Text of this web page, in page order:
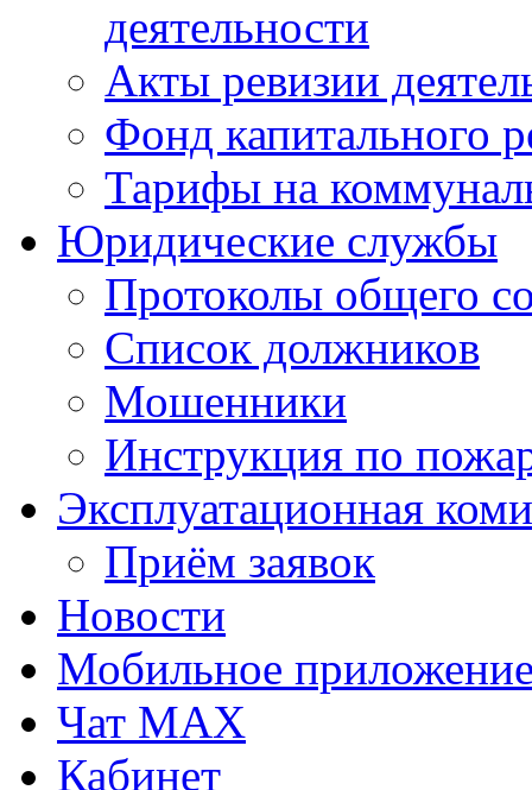
деятельности
Акты ревизии
Фонд капитального
Тарифы на
Юридические службы
Протоколы общего
Список должников
Мошенники
Инструкция по
Эксплуатационная
Приём заявок
Новости
Мобильное
Чат MAX
Кабинет